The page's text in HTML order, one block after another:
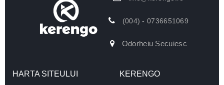
(004) - 0736651069
Odorheiu Secuiesc
HARTA SITEULUI KERENGO